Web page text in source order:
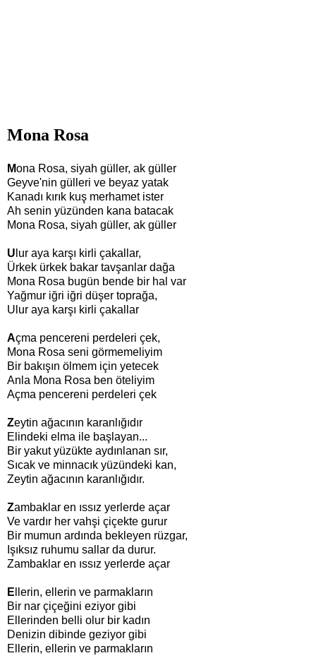
Mona Rosa
Mona Rosa, siyah güller, ak güller
Geyve'nin gülleri ve beyaz yatak
Kanadı kırık kuş merhamet ister
Ah senin yüzünden kana batacak
Mona Rosa, siyah güller, ak güller
U lur aya karşı kirli çakallar,
Ürkek ürkek bakar tavşanlar dağa
Mona Rosa bugün bende bir hal var
Yağmur iğri iğri düşer toprağa,
Ulur aya karşı kirli çakallar
Açma pencereni perdeleri çek,
Mona Rosa seni görmemeliyim
Bir bakışın ölmem için yetecek
Anla Mona Rosa ben öteliyim
Açma pencereni perdeleri çek
Zeytin ağacının karanlığıdır
Elindeki elma ile başlayan...
Bir yakut yüzükte aydınlanan sır,
Sıcak ve minnacık yüzündeki kan,
Zeytin ağacının karanlığıdır.
Zambaklar en ıssız yerlerde açar
Ve vardır her vahşi çiçekte gurur
Bir mumun ardında bekleyen rüzgar,
Işıksız ruhumu sallar da durur.
Zambaklar en ıssız yerlerde açar
E llerin, ellerin ve parmakların
Bir nar çiçeğini eziyor gibi
Ellerinden belli olur bir kadın
Denizin dibinde geziyor gibi
Ellerin, ellerin ve parmakların